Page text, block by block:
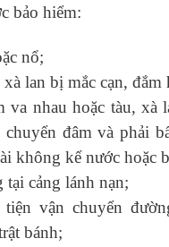
bảo hiểm:
nổ;
lan bị mắc cạn, đắm
va nhau hoặc tàu, xà
chuyển đâm và phải
không kể nước hoặc
tại cảng lánh nạn;
tiện vận chuyển
bánh;